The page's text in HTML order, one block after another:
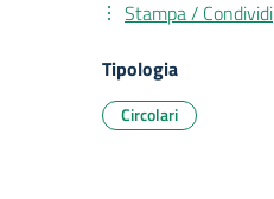
Stampa / Condividi
Tipologia
Circolari